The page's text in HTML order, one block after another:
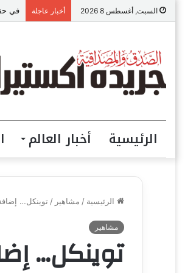
السبت, أغسطس 8 2026 أخبار عاجلة في
الرئيسية أخبار العالم
الرئيسية / مشاهير / توينكل…
مشاهير
توينكل…